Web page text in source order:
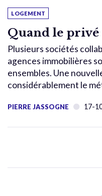
LOGEMENT
Quand le privé
Plusieurs sociétés
agences immobilières
ensembles. Une
considérablement le
PIERRE JASSOGNE 17-